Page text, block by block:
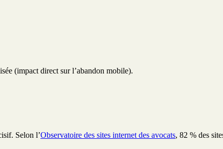
(impact direct sur l’abandon mobile).
Selon l’Observatoire des sites internet des avocats, 82 % des